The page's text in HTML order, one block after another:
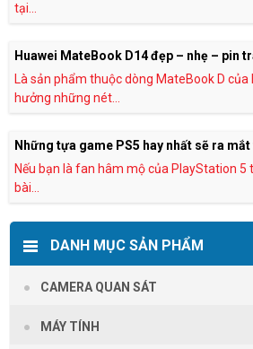
tại...
Huawei MateBook D14 đẹp – nhẹ – pin
Là sản phẩm thuộc dòng MateBook D
hưởng những nét...
Những tựa game PS5 hay nhất sẽ ra mắt
Nếu bạn là fan hâm mộ của PlayStation 5
bài...
DANH MỤC SẢN PHẨM
CAMERA QUAN SÁT
MÁY TÍNH